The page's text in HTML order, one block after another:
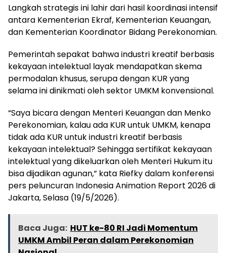
Langkah strategis ini lahir dari hasil koordinasi intensif
antara Kementerian Ekraf, Kementerian Keuangan,
dan Kementerian Koordinator Bidang Perekonomian.
Pemerintah sepakat bahwa industri kreatif berbasis
kekayaan intelektual layak mendapatkan skema
permodalan khusus, serupa dengan KUR yang
selama ini dinikmati oleh sektor UMKM konvensional.
“Saya bicara dengan Menteri Keuangan dan Menko
Perekonomian, kalau ada KUR untuk UMKM, kenapa
tidak ada KUR untuk industri kreatif berbasis
kekayaan intelektual? Sehingga sertifikat kekayaan
intelektual yang dikeluarkan oleh Menteri Hukum itu
bisa dijadikan agunan,” kata Riefky dalam konferensi
pers peluncuran Indonesia Animation Report 2026 di
Jakarta, Selasa (19/5/2026).
Baca Juga: HUT ke-80 RI Jadi Momentum
UMKM Ambil Peran dalam Perekonomian